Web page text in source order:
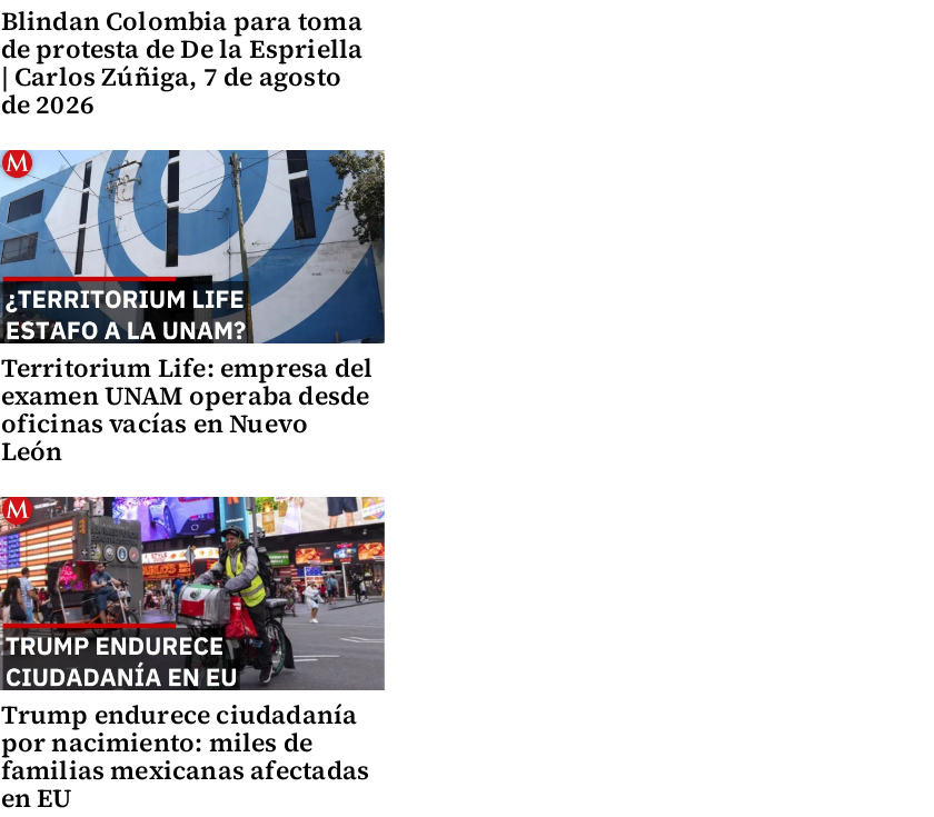
Blindan Colombia para toma
de protesta de De la Espriella
| Carlos Zúñiga, 7 de agosto
de 2026
Territorium Life: empresa del
examen UNAM operaba desde
oficinas vacías en Nuevo
León
Trump endurece ciudadanía
por nacimiento: miles de
familias mexicanas afectadas
en EU